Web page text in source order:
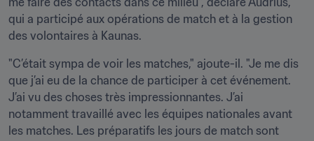
qui a participé aux opérations de match et à la gestion
des volontaires à Kaunas.
"C’était sympa de voir les matches," ajoute-il. "Je me dis
que j’ai eu de la chance de participer à cet événement.
J’ai vu des choses très impressionnantes. J’ai
notamment travaillé avec les équipes nationales avant
les matches. Les préparatifs les jours de match sont